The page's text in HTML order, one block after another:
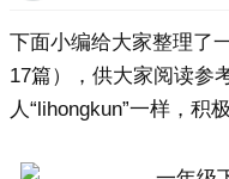
下面小编给大家整理了
17篇），供大家阅读参
人“lihongkun”一样，积